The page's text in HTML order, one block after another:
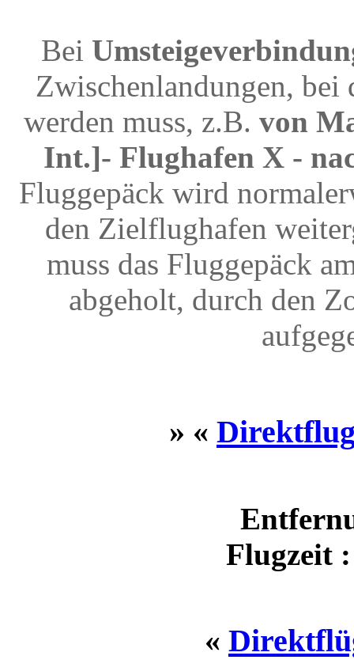
Bei
Zwischenlandungen, bei
werden muss, z.B. von
Int.]- Flughafen X -
Fluggepäck wird
den Zielflughafen
muss das Fluggepäck
abgeholt, durch den
» «
Flugzeit
«